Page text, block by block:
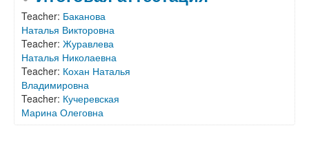
Teacher: Баканова
Наталья Викторовна
Teacher: Журавлева
Наталья Николаевна
Teacher: Кохан Наталья
Владимировна
Teacher: Кучеревская
Марина Олеговна